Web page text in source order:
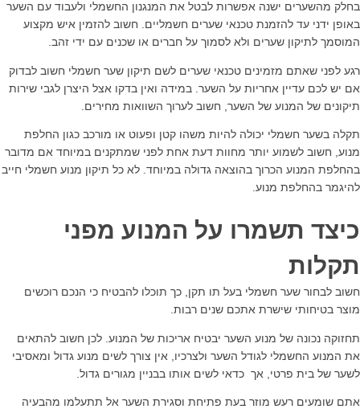
בחלק מהשערים ישנה אפשרות לבטל את המנגנון החשמלי ולעבוד עם השער
באופן ידני עד להזמנת טכנאי שערים חשמליים. חשוב להזמין איש מקצוע
המוסמך לתיקון שערים ולא לסמוך על חברים או שכנים עם ידי זהב.
רגע לפני שאתם מזמינים טכנאי שערים לשם תיקון שער חשמלי חשוב לבדוק
אם יש לכם עדיין אחריות על השער. במידה ואין בדקו אצל היצרן לגבי שירות
תיקונים של המנוע של השער, חשוב לערוך השוואות מחירים.
תקלה בשער חשמלי יכולה להיות משהו קטן ופעוט או מורכב כגון החלפת
מנוע, חשוב לשמוע יותר מחוות דעת אחת לפני שמתקנים במיוחד אם מדובר
בהחלפת המנוע הכרוך בהוצאה גדולה במיוחד. לא כל תיקון מנוע חשמלי חייב
להיגמר בהחלפת מנוע.
כיצד תשמרו על המנוע מפני
תקלות
חשוב לבחור שער חשמלי בעל תו תקן, כך תוכלו להבטיח כי הנכם רוכשים
מוצר בטיחותי שישרת אתכם שנים רבות.
תחזוקה נכונה של מנוע השער יבטיח אריכות של המנוע. לכן חשוב להתאים
את המנוע החשמלי לגודל השער ולצרכיו, אין צורך לשים מנוע גדול ומאסיבי
לשער של בית פרטי, אך כדאי לשים אותו בבניין מגורים גדול.
אתם שומעים רעש מוזר בעת פתיחת וסגירת השער אל תתעלמו מהבעיה